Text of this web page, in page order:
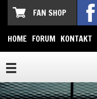
FAN SHOP
HOME FORUM KONTAKT